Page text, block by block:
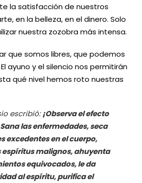
la satisfacción de nuestros
en la belleza, en el dinero. Solo
nuestra zozobra más intensa.
que somos libres, que podemos
ayuno y el silencio nos permitirán
qué nivel hemos roto nuestras
escribió:¡Observa el efecto
las enfermedades, seca
excedentes en el cuerpo,
espíritus malignos, ahuyenta
equivocados, le da
al espíritu, purifica el